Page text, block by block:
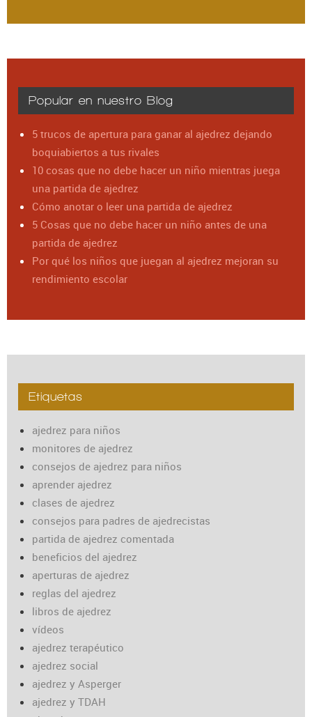
Popular en nuestro Blog
5 trucos de apertura para ganar al ajedrez dejando
boquiabiertos a tus rivales
10 cosas que no debe hacer un niño mientras juega
una partida de ajedrez
Cómo anotar o leer una partida de ajedrez
5 Cosas que no debe hacer un niño antes de una
partida de ajedrez
Por qué los niños que juegan al ajedrez mejoran su
rendimiento escolar
Etiquetas
ajedrez para niños
monitores de ajedrez
consejos de ajedrez para niños
aprender ajedrez
clases de ajedrez
consejos para padres de ajedrecistas
partida de ajedrez comentada
beneficios del ajedrez
aperturas de ajedrez
reglas del ajedrez
libros de ajedrez
vídeos
ajedrez terapéutico
ajedrez social
ajedrez y Asperger
ajedrez y TDAH